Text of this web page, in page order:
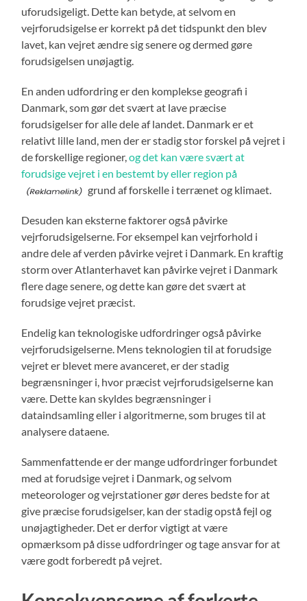
uforudsigeligt. Dette kan betyde, at selvom en
vejrforudsigelse er korrekt på det tidspunkt den blev
lavet, kan vejret ændre sig senere og dermed gøre
forudsigelsen unøjagtig.
En anden udfordring er den komplekse geografi i
Danmark, som gør det svært at lave præcise
forudsigelser for alle dele af landet. Danmark er et
relativt lille land, men der er stadig stor forskel på vejret i
de forskellige regioner,og det kan være svært at
forudsige vejret i en bestemt by eller region på
grund af forskelle i terrænet og klimaet.
Desuden kan eksterne faktorer også påvirke
vejrforudsigelserne. For eksempel kan vejrforhold i
andre dele af verden påvirke vejret i Danmark. En kraftig
storm over Atlanterhavet kan påvirke vejret i Danmark
flere dage senere, og dette kan gøre det svært at
forudsige vejret præcist.
Endelig kan teknologiske udfordringer også påvirke
vejrforudsigelserne. Mens teknologien til at forudsige
vejret er blevet mere avanceret, er der stadig
begrænsninger i, hvor præcist vejrforudsigelserne kan
være. Dette kan skyldes begrænsninger i
dataindsamling eller i algoritmerne, som bruges til at
analysere dataene.
Sammenfattende er der mange udfordringer forbundet
med at forudsige vejret i Danmark, og selvom
meteorologer og vejrstationer gør deres bedste for at
give præcise forudsigelser, kan der stadig opstå fejl og
unøjagtigheder. Det er derfor vigtigt at være
opmærksom på disse udfordringer og tage ansvar for at
være godt forberedt på vejret.